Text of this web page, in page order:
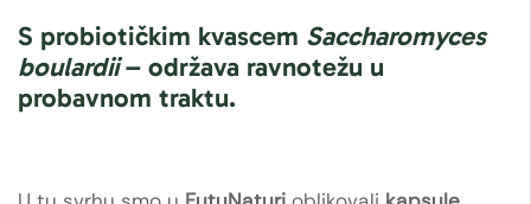
S probiotičkim kvascem Saccharomyces
boulardii– održava ravnotežu u
probavnom traktu.